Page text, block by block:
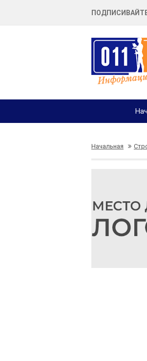
Начальная